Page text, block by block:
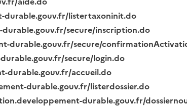
durable.gouv.fr/listertaxoninit.do
secure/inscription.do
durable.gouv.fr/secure/
secure/login.do
durable.gouv.fr/accueil.do
durable.gouv.fr/listerdossier.do
durable.gouv.fr/